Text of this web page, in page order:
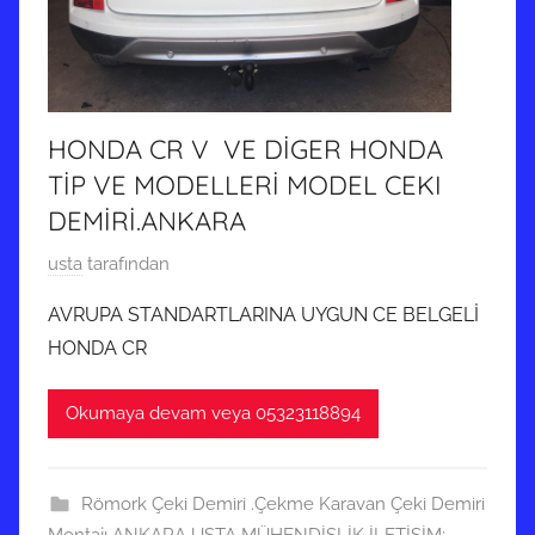
HONDA CR V VE DİGER HONDA
TİP VE MODELLERİ MODEL CEKI
DEMİRİ.ANKARA
9
a
y
ı
2
usta tarafından
AVRUPA STANDARTLARINA UYGUN CE BELGELİ
HONDA CR
Okumaya devam veya 05323118894
Römork Çeki Demiri .Çekme Karavan Çeki Demiri